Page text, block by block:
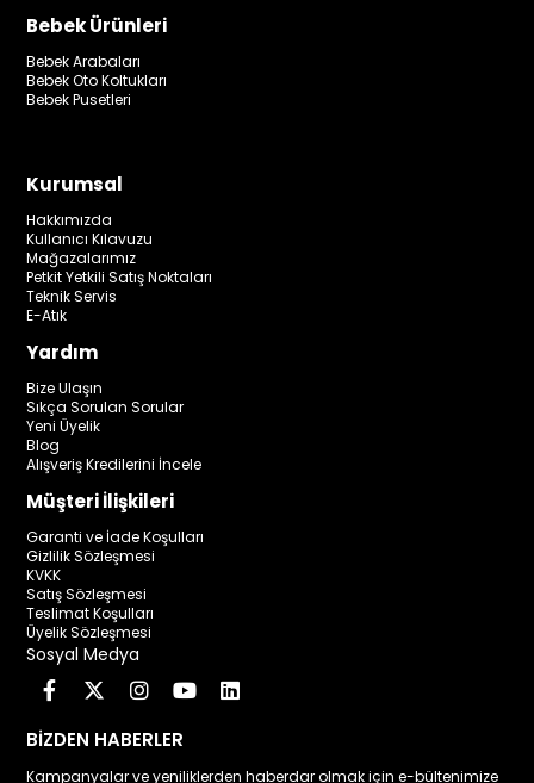
Bebek Ürünleri
Bebek Arabaları
Bebek Oto Koltukları
Bebek Pusetleri
Kurumsal
Hakkımızda
Kullanıcı Kılavuzu
Mağazalarımız
Petkit Yetkili Satış Noktaları
Teknik Servis
E-Atık
Yardım
Bize Ulaşın
Sıkça Sorulan Sorular
Yeni Üyelik
Blog
Alışveriş Kredilerini İncele
Müşteri İlişkileri
Garanti ve İade Koşulları
Gizlilik Sözleşmesi
KVKK
Satış Sözleşmesi
Teslimat Koşulları
Üyelik Sözleşmesi
Sosyal Medya
BİZDEN HABERLER
Kampanyalar ve yeniliklerden haberdar olmak için e-bültenimize